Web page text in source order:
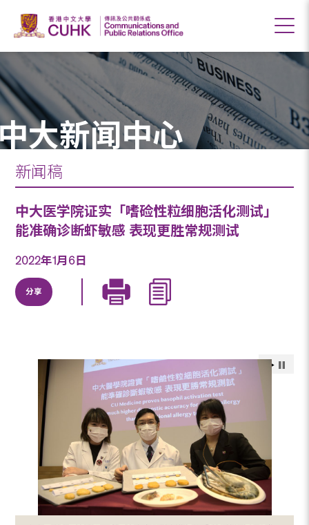
大新闻中心
新闻稿
中大医学院证实「嗜硷性粒细胞活化测试」
能准确诊断虾敏感 表现更胜常规测试
2022年1月6日
分享